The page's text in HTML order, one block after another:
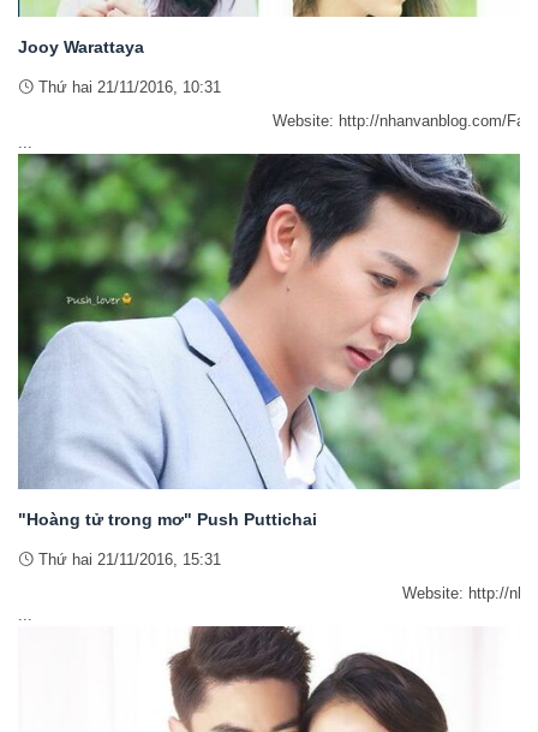
Jooy Warattaya
Thứ hai 21/11/2016, 10:31
Website: http://nhanvanblog.com/Facebook: http://
"Hoàng tử trong mơ" Push Puttichai
Thứ hai 21/11/2016, 15:31
Website: http://nhanvanblog.com/Facebook: http://